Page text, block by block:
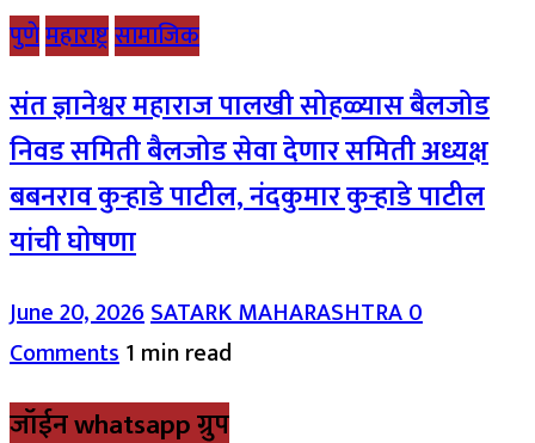
पुणेमहाराष्ट्रसामाजिक
संत ज्ञानेश्वर महाराज पालखी सोहळ्यास बैलजोड
निवड समिती बैलजोड सेवा देणार समिती अध्यक्ष
बबनराव कुऱ्हाडे पाटील, नंदकुमार कुऱ्हाडे पाटील
यांची घोषणा
June 20, 2026SATARK MAHARASHTRA0
Comments1 min read
जॉईन whatsapp ग्रुप